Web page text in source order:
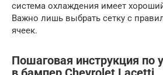
система охлаждения имеет
Важно лишь выбрать сетку с
ячеек.
Пошаговая инструкция по